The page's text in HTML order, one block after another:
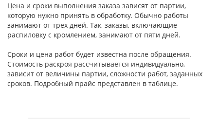
Цена и сроки выполнения заказа зависят от партии,
которую нужно принять в обработку. Обычно работы
занимают от трех дней. Так, заказы, включающие
распиловку с кромлением, занимают от пяти дней.
Сроки и цена работ будет известна после обращения.
Стоимость раскроя рассчитывается индивидуально,
зависит от величины партии, сложности работ, заданных
сроков. Подробный прайс представлен в таблице.